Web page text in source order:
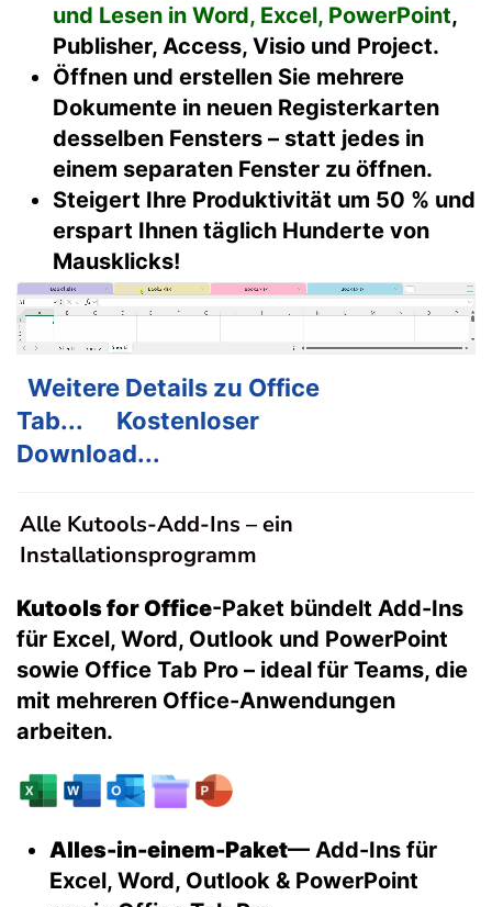
und Lesen in Word, Excel, PowerPoint,
Publisher, Access, Visio und Project.
Öffnen und erstellen Sie mehrere
Dokumente in neuen Registerkarten
desselben Fensters – statt jedes in
einem separaten Fenster zu öffnen.
Steigert Ihre Produktivität um 50 % und
erspart Ihnen täglich Hunderte von
Mausklicks!
Weitere Details zu Office
Tab...
Kostenloser
Download...
Alle Kutools-Add-Ins – ein
Installationsprogramm
Kutools for Office-Paket bündelt Add-Ins
für Excel, Word, Outlook und PowerPoint
sowie Office Tab Pro – ideal für Teams, die
mit mehreren Office-Anwendungen
arbeiten.
Alles-in-einem-Paket— Add-Ins für
Excel, Word, Outlook & PowerPoint